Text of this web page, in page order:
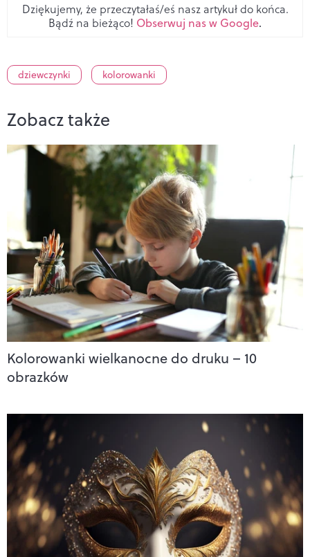
Dziękujemy, że przeczytałaś/eś nasz artykuł do końca.
Bądź na bieżąco! Obserwuj nas w Google.
dziewczynki kolorowanki
Zobacz także
Kolorowanki wielkanocne do druku – 10
obrazków